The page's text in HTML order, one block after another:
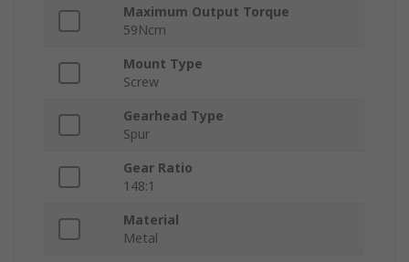
Maximum Output Torque
59Ncm
Mount Type
Screw
Gearhead Type
Spur
Gear Ratio
148:1
Material
Metal